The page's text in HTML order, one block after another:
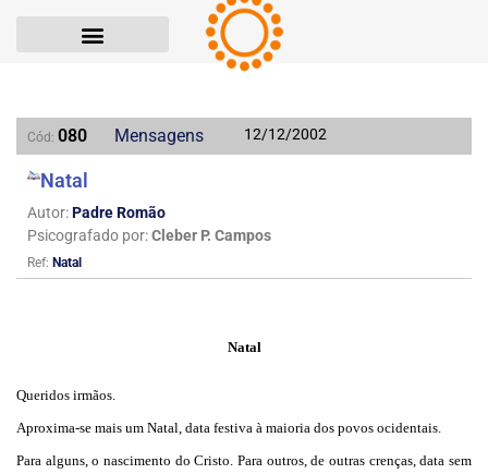
Cód: 080 Mensagens 12/12/2002
Natal
Autor:Padre Romão
Psicografado por:Cleber P. Campos
Ref: Natal
Natal
Queridos irmãos.
Aproxima-se mais um Natal, data festiva à maioria dos povos ocidentais.
Para alguns, o nascimento do Cristo. Para outros, de outras crenças, data sem